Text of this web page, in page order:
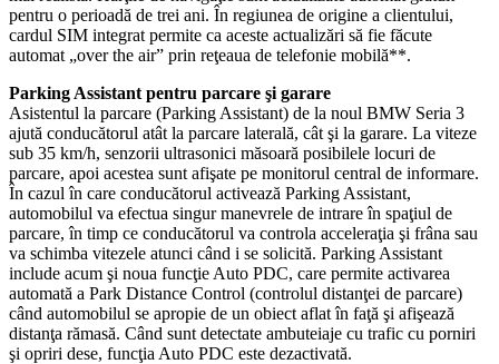
pentru o perioadă de trei ani. În regiunea de origine a clientului,
cardul SIM integrat permite ca aceste actualizări să fie făcute
automat „over the air” prin reţeaua de telefonie mobilă**.
Parking Assistant pentru parcare şi garare
Asistentul la parcare (Parking Assistant) de la noul BMW Seria 3
ajută conducătorul atât la parcare laterală, cât şi la garare. La viteze
sub 35 km/h, senzorii ultrasonici măsoară posibilele locuri de
parcare, apoi acestea sunt afişate pe monitorul central de informare.
În cazul în care conducătorul activează Parking Assistant,
automobilul va efectua singur manevrele de intrare în spaţiul de
parcare, în timp ce conducătorul va controla acceleraţia şi frâna sau
va schimba vitezele atunci când i se solicită. Parking Assistant
include acum şi noua funcţie Auto PDC, care permite activarea
automată a Park Distance Control (controlul distanţei de parcare)
când automobilul se apropie de un obiect aflat în faţă şi afişează
distanţa rămasă. Când sunt detectate ambuteiaje cu trafic cu porniri
şi opriri dese, funcţia Auto PDC este dezactivată.